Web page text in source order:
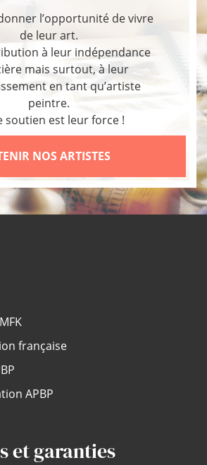
l’opportunité de vivre
de leur art.
à leur indépendance
mais surtout, à leur
en tant qu’artiste
peintre.
soutien est leur force !
NOS ARTISTES
française
APBP
et garanties